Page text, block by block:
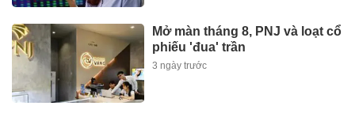
Mở màn tháng 8, PNJ và loạt cổ
phiếu 'đua' trần
3 ngày trước